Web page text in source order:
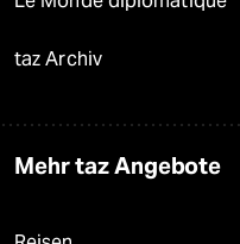
taz Archiv
Mehr taz Angebote